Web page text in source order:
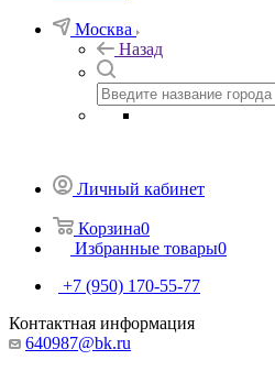
Москва
Назад
Личный кабинет
Корзина0
Избранные товары0
+7 (950) 170-55-77
Контактная информация
640987@bk.ru